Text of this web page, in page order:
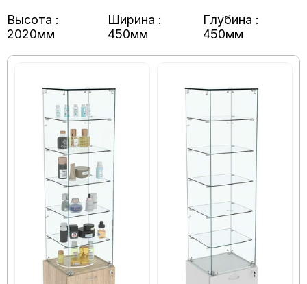
Высота :
2020мм
Ширина :
450мм
Глубина :
450мм